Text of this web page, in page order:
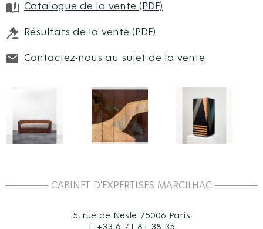
Catalogue de la vente (PDF)
Résultats de la vente (PDF)
Contactez-nous au sujet de la vente
CABINET D'EXPERTISES MARCILHAC
5, rue de Nesle 75006 Paris
T: +33 6 71 81 38 35